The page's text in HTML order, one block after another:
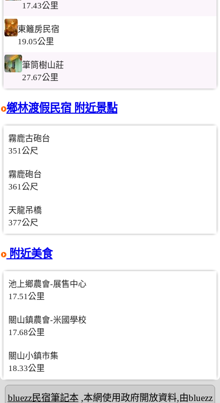
17.43公里
東籬房民宿
19.05公里
筆筒樹山莊
27.67公里
鄉林渡假民宿 附近景點
霧鹿古砲台
351公尺
霧鹿砲台
361公尺
天龍吊橋
377公尺
附近美食
池上鄉農會-展售中心
17.51公里
關山鎮農會-米國學校
17.68公里
關山小鎮市集
18.33公里
bluezz民宿筆記本,本網使用政府開放資料,由bluezz